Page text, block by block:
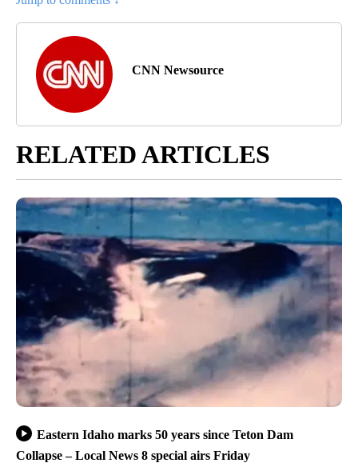
CNN Newsource
RELATED ARTICLES
Eastern Idaho marks 50 years since Teton Dam
Collapse – Local News 8 special airs Friday